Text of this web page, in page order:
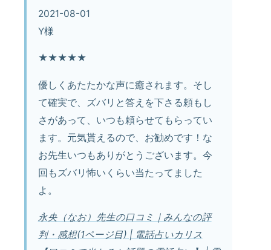
2021-08-01
Y様
★★★★★
優しくあたたかな声に癒されます。そし
て確実で、ズバリと答えを下さる頼もし
さがあって、いつも頼らせてもらってい
ます。元気貰えるので、お勧めです！な
お先生いつもありがとうございます。今
回もズバリ怖いくらい当たってました
よ。
永央（なお）先生の口コミ｜みんなの評
判・感想(1ページ目) | 電話占いカリス